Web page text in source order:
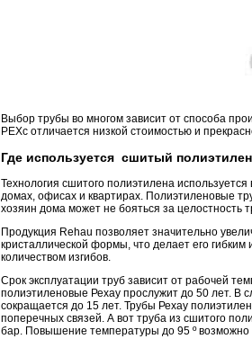
Выбор трубы во многом зависит от способа
РЕХc отличается низкой стоимостью и
Где используется сшитый полиэтилен
Технология сшитого полиэтилена
домах, офисах и квартирах. Полиэтиленовые
хозяин дома может не бояться за целостность
Продукция Rehau позволяет значительно
кристаллической формы, что делает его
количеством изгибов.
Срок эксплуатации труб зависит от рабочей
полиэтиленовые Рехау прослужит до 50 лет. В
сокращается до 15 лет. Трубы Рехау
поперечных связей. А вот труба из сшитого
бар. Повышение температуры до 95 º возможно